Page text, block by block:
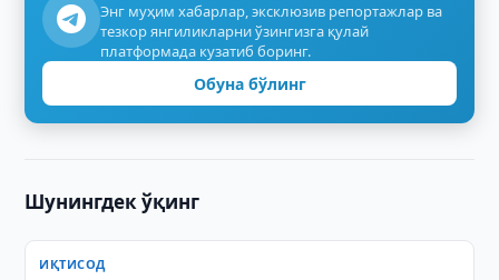
Энг муҳим хабарлар, эксклюзив репортажлар ва
тезкор янгиликларни ўзингизга қулай
платформада кузатиб боринг.
Обуна бўлинг
Шунингдек ўқинг
ИҚТИСОД